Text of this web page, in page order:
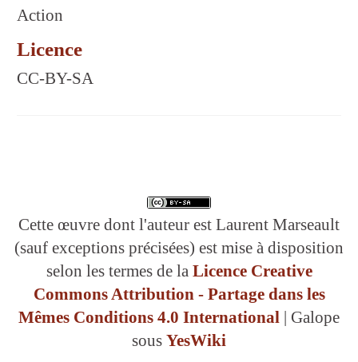
Action
Licence
CC-BY-SA
Cette œuvre dont l'auteur est Laurent Marseault
(sauf exceptions précisées) est mise à disposition
selon les termes de la Licence Creative
Commons Attribution - Partage dans les
Mêmes Conditions 4.0 International | Galope
sous YesWiki